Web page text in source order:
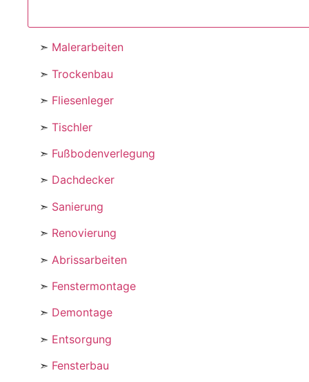
➣ Malerarbeiten
➣ Trockenbau
➣ Fliesenleger
➣ Tischler
➣ Fußbodenverlegung
➣ Dachdecker
➣ Sanierung
➣ Renovierung
➣ Abrissarbeiten
➣ Fenstermontage
➣ Demontage
➣ Entsorgung
➣ Fensterbau